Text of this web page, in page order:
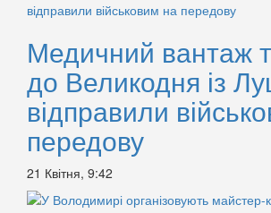
Медичний вантаж
до Великодня із
відправили
передову
21 Квітня, 9:42